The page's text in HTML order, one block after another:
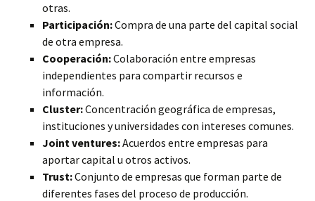
otras.
Participación:Compra de una parte del capital social
de otra empresa.
Cooperación:Colaboración entre empresas
independientes para compartir recursos e
información.
Cluster:Concentración geográfica de empresas,
instituciones y universidades con intereses comunes.
Joint ventures:Acuerdos entre empresas para
aportar capital u otros activos.
Trust:Conjunto de empresas que forman parte de
diferentes fases del proceso de producción.